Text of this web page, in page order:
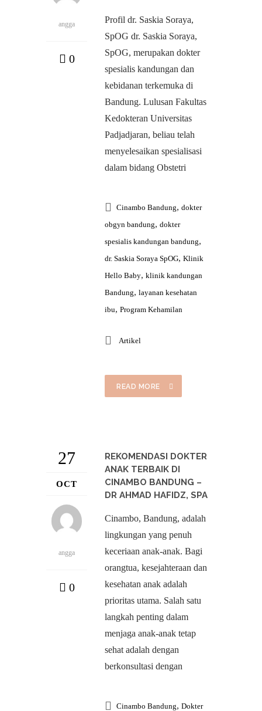
angga
0
Profil dr. Saskia Soraya,
SpOG dr. Saskia Soraya,
SpOG, merupakan dokter
spesialis kandungan dan
kebidanan terkemuka di
Bandung. Lulusan Fakultas
Kedokteran Universitas
Padjadjaran, beliau telah
menyelesaikan spesialisasi
dalam bidang Obstetri
Cinambo Bandung, dokter
obgyn bandung, dokter
spesialis kandungan bandung,
dr. Saskia Soraya SpOG, Klinik
Hello Baby, klinik kandungan
Bandung, layanan kesehatan
ibu, Program Kehamilan
Artikel
READ MORE
27
OCT
angga
0
REKOMENDASI DOKTER
ANAK TERBAIK DI
CINAMBO BANDUNG –
DR AHMAD HAFIDZ, SPA
Cinambo, Bandung, adalah
lingkungan yang penuh
keceriaan anak-anak. Bagi
orangtua, kesejahteraan dan
kesehatan anak adalah
prioritas utama. Salah satu
langkah penting dalam
menjaga anak-anak tetap
sehat adalah dengan
berkonsultasi dengan
Cinambo Bandung, Dokter